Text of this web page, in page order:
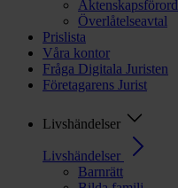
Äktenskapsförord
Överlåtelseavtal
Prislista
Våra kontor
Fråga Digitala Juristen
Företagarens Jurist
Livshändelser
Livshändelser
Barnrätt